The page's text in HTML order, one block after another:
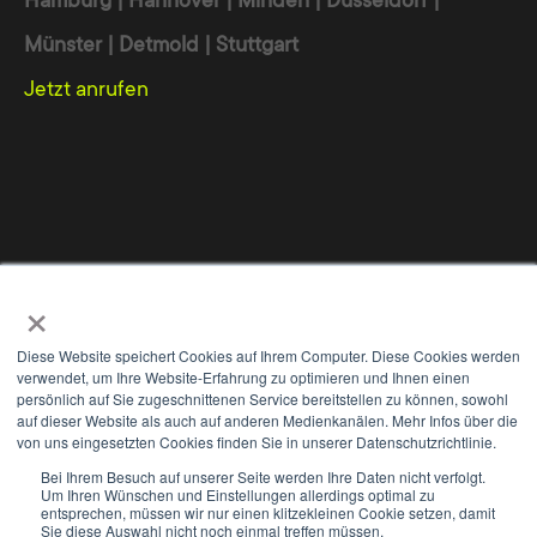
×
Diese Website speichert Cookies auf Ihrem Computer. Diese Cookies werden
verwendet, um Ihre Website-Erfahrung zu optimieren und Ihnen einen
persönlich auf Sie zugeschnittenen Service bereitstellen zu können, sowohl
auf dieser Website als auch auf anderen Medienkanälen. Mehr Infos über die
von uns eingesetzten Cookies finden Sie in unserer Datenschutzrichtlinie.
Bei Ihrem Besuch auf unserer Seite werden Ihre Daten nicht verfolgt.
Um Ihren Wünschen und Einstellungen allerdings optimal zu
entsprechen, müssen wir nur einen klitzekleinen Cookie setzen, damit
Sie diese Auswahl nicht noch einmal treffen müssen.
Google & Co als relevant erkannt und auf
der ersten Seite gelistet wird, bedarf es
diesem Bereich.
Professionelles CMS-System
Die technischeinwandfreie
Programmierung von TYPO3 CMS,
Münster | Detmold | Stuttgart
Jetzt anrufen
Kontakt
Impressum Datenschutz AGB
Wir nutzen Cookies, um Ihnen die bestmögliche Nutzung unserer
verbessern. Wir berücksichtigen hierbei Ihre Präferenzen und
verarbeiten Daten für Marketing, Analytics und Personalisierung nur,
wenn Sie uns durch Klicken auf 'Zustimmen und weiter' Ihr
Einverständnis geben. Sie können Ihre Einwilligung jederzeit mit
Wirkung für die Zukunft widerrufen. Weitere Informationen zu den
Cookies und Anpassungsmöglichkeiten finden Sie unter dem Button
'Einstellungen'.